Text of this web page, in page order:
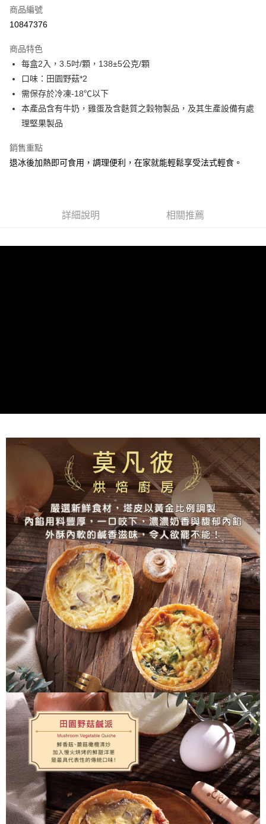
Apple Pay
運送方式
冷凍7-11取貨(快速到店)
每筆NT$200，滿NT$2,000(含以上)免運費
冷凍宅配
每筆NT$200，滿NT$2,000(含以上)免運費
商品編號
10847376
商品特色
每盒2入，3.5吋/顆，138±5公克/顆
口味：田園野菇*2
需保存於冷凍-18℃以下
本產品含有牛奶，雞蛋及含麩質之穀物製品，及其生產設備有處
理堅果製品
銷售重點
退冰後加熱即可食用，調理便利，在家就能輕鬆享受法式輕食。
詳細說明 相關推薦